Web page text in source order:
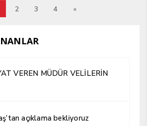
2 3 4 «
VEREN MÜDÜR VELİLERİN
açıklama bekliyoruz